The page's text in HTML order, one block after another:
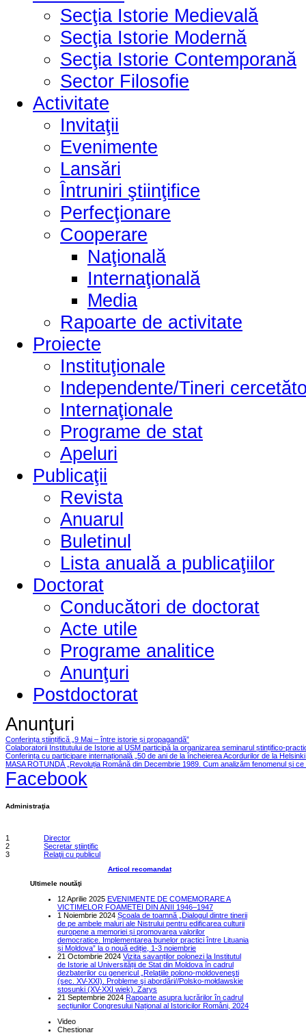
Secţia Istorie Medievală
Secţia Istorie Modernă
Secţia Istorie Contemporană
Sector Filosofie
Activitate
Invitaţii
Evenimente
Lansări
Întruniri ştiinţifice
Perfecţionare
Cooperare
Naţională
Internaţională
Media
Rapoarte de activitate
Proiecte
Instituţionale
Independente/Tineri
Internaţionale
Programe de stat
Apeluri
Publicaţii
Revista
Anuarul
Buletinul
Lista anuală a publicaţiilor
Doctorat
Conducători de doctorat
Acte utile
Programe analitice
Anunţuri
Postdoctorat
Anunţuri
Conferința științifică „9 Mai – între istorie și propagandă”
Colaboratorii Institutului de Istorie al USM participă la organizarea seminarul ștințifico-
Conferința cu participare internațională „50 de ani de la încheierea Acordurilor de la
MASA ROTUNDĂ „Revoluția Română din Decembrie 1989. Cum analizăm fenomenul și ce
Facebook
Administraţia
1
Director
2
Secretar ştiinţific
3
Relaţii cu publicul
Articol recomandat
Ultimele noutăţi
12 Aprilie 2025 EVENIMENTE DE COMEMORARE A
VICTIMELOR FOAMETEI DIN ANII 1946–1947
1 Noiembrie 2024 Școala de toamnă „Dialogul dintre tinerii
de pe ambele maluri ale Nistrului pentru edificarea culturii
europene a memoriei și promovarea valorilor
democratice. Implementarea bunelor practici între Lituania
și Moldova” la o nouă ediție, 1-3 noiembrie
21 Octombrie 2024 Vizita savanților polonezi la Institutul
de Istorie al Universității de Stat din Moldova în cadrul
dezbaterilor cu genericul „Relaţiile polono-moldoveneşti
(sec. XV-XXI). Probleme şi abordări//Polsko-mołdawskie
stosunki (XV-XXI wiek). Zarys
21 Septembrie 2024 Rapoarte asupra lucrărilor în cadrul
secțiunilor Congresului Național al Istoricilor Români, 2024
Video
Chestionar